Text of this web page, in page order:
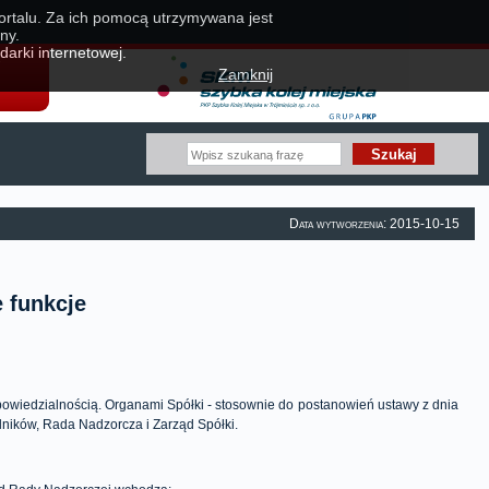
Data wytworzenia: 2015-10-15
funkcje
Organami Spółki - stosownie do postanowień ustawy z dnia
Rada Nadzorcza i Zarząd Spółki.
Za ich pomocą utrzymywana jest
internetowej.
Zamknij